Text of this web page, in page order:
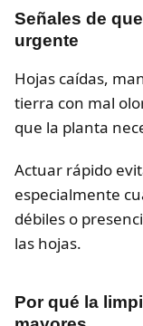
Señales de
urgente
Hojas caídas,
tierra con mal
que la planta
Actuar rápido
especialmente
débiles o
las hojas.
Por qué la